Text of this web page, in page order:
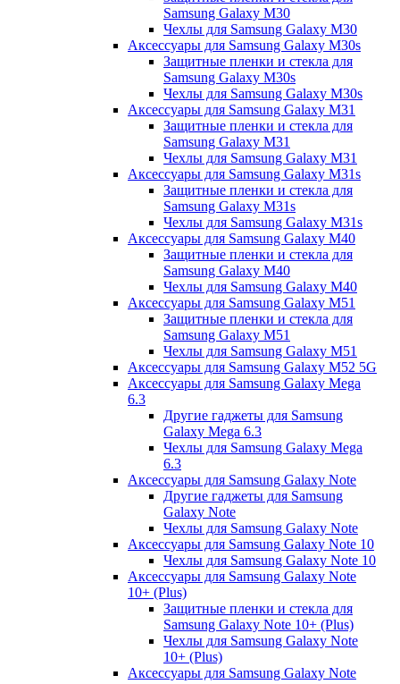
Samsung Galaxy M30
Чехлы для Samsung Galaxy M30
Аксессуары для Samsung Galaxy M30s
Защитные пленки и стекла для
Samsung Galaxy M30s
Чехлы для Samsung Galaxy M30s
Аксессуары для Samsung Galaxy M31
Защитные пленки и стекла для
Samsung Galaxy M31
Чехлы для Samsung Galaxy M31
Аксессуары для Samsung Galaxy M31s
Защитные пленки и стекла для
Samsung Galaxy M31s
Чехлы для Samsung Galaxy M31s
Аксессуары для Samsung Galaxy M40
Защитные пленки и стекла для
Samsung Galaxy M40
Чехлы для Samsung Galaxy M40
Аксессуары для Samsung Galaxy M51
Защитные пленки и стекла для
Samsung Galaxy M51
Чехлы для Samsung Galaxy M51
Аксессуары для Samsung Galaxy M52 5G
Аксессуары для Samsung Galaxy Mega
6.3
Другие гаджеты для Samsung
Galaxy Mega 6.3
Чехлы для Samsung Galaxy Mega
6.3
Аксессуары для Samsung Galaxy Note
Другие гаджеты для Samsung
Galaxy Note
Чехлы для Samsung Galaxy Note
Аксессуары для Samsung Galaxy Note 10
Чехлы для Samsung Galaxy Note 10
Аксессуары для Samsung Galaxy Note
10+ (Plus)
Защитные пленки и стекла для
Samsung Galaxy Note 10+ (Plus)
Чехлы для Samsung Galaxy Note
10+ (Plus)
Аксессуары для Samsung Galaxy Note